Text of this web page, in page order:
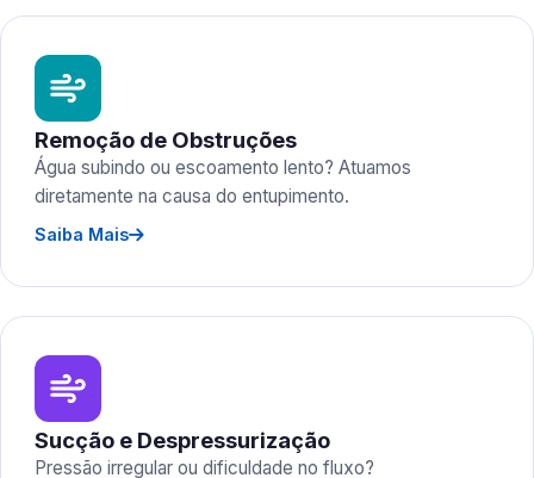
Remoção de Obstruções
Água subindo ou escoamento lento? Atuamos
diretamente na causa do entupimento.
Saiba Mais
Sucção e Despressurização
Pressão irregular ou dificuldade no fluxo?